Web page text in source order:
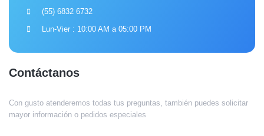
(55) 6832 6732
Lun-Vier : 10:00 AM a 05:00 PM
Contáctanos
Con gusto atenderemos todas tus preguntas, también puedes solicitar
mayor información o pedidos especiales